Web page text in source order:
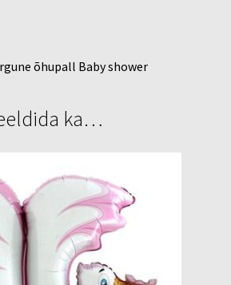
õhupall Baby shower
ka…